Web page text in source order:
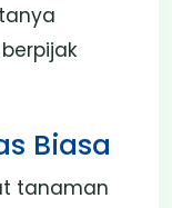
Biasa
tanaman